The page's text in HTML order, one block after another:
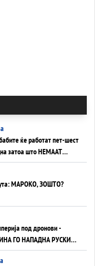
ќе работат пет-шест
затоа што НЕМААТ
ЗАМЕНАТ
МАРОКО, ЗОШТО?
под дронови -
ГО НАПАДНА РУСКИОТ